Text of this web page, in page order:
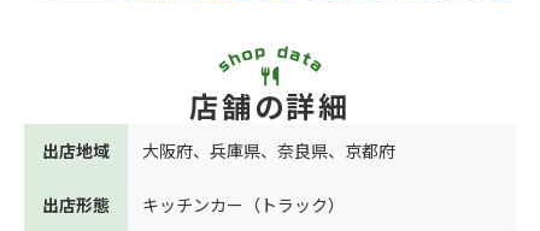
店舗の詳細
出店地域 大阪府、 兵庫県、 奈良県、 京都府
出店形態 キッチンカー（トラック）